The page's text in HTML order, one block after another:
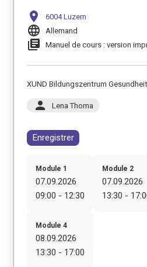
location_on 6004 Luzern
language Allemand
library_books Manuel de cours : version
XUND Bildungszentrum
person Lena Thoma
Enregistrer
Module 1
07.09.2026
09:00 - 12:30
Module 2
07.09.2026
13:30 -
Module 4
08.09.2026
13:30 - 17:00